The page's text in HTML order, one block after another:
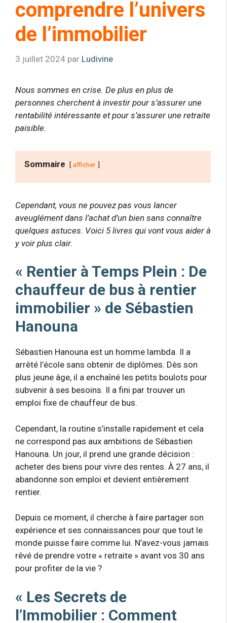
comprendre l’univers
de l’immobilier
3 juillet 2024 par Ludivine
Nous sommes en crise. De plus en plus de
personnes cherchent à investir pour s’assurer une
rentabilité intéressante et pour s’assurer une retraite
paisible.
Sommaire afficher
Cependant, vous ne pouvez pas vous lancer
aveuglément dans l’achat d’un bien sans connaître
quelques astuces. Voici 5 livres qui vont vous aider à
y voir plus clair.
« Rentier à Temps Plein : De
chauffeur de bus à rentier
immobilier » de Sébastien
Hanouna
Sébastien Hanouna est un homme lambda. Il a
arrêté l’école sans obtenir de diplômes. Dès son
plus jeune âge, il a enchaîné les petits boulots pour
subvenir à ses besoins. Il a fini par trouver un
emploi fixe de chauffeur de bus.
Cependant, la routine s’installe rapidement et cela
ne correspond pas aux ambitions de Sébastien
Hanouna. Un jour, il prend une grande décision :
acheter des biens pour vivre des rentes. À 27 ans, il
abandonne son emploi et devient entièrement
rentier.
Depuis ce moment, il cherche à faire partager son
expérience et ses connaissances pour que tout le
monde puisse faire comme lui. N’avez-vous jamais
rêvé de prendre votre « retraite » avant vos 30 ans
pour profiter de la vie ?
« Les Secrets de
l’Immobilier : Comment